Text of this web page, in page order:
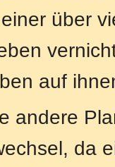
über
auf
andere
da